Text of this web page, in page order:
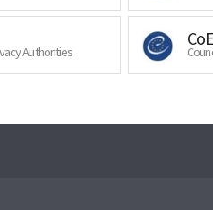
Authorities
CoE